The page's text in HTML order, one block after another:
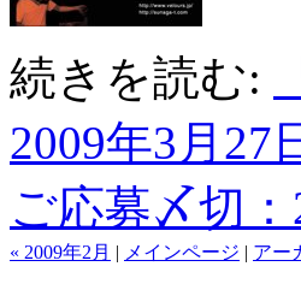
続きを読む:
2009年3月27
ご応募〆切
« 2009年2月 | メインページ | アー